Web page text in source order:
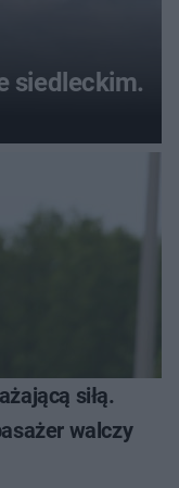
siedleckim.
siłą.
walczy